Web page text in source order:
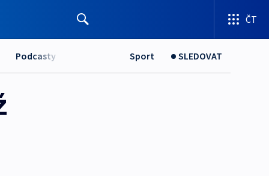
ČT
Podcasty Sport SLEDOVAT